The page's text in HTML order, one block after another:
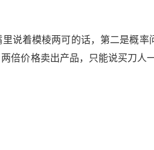
说着模棱两可的话，第二是概率
倍价格卖出产品，只能说买刀人